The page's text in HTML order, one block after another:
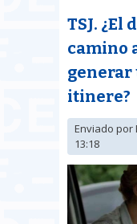
TSJ. ¿El
camino
generar
itinere?
Enviado por
13:18